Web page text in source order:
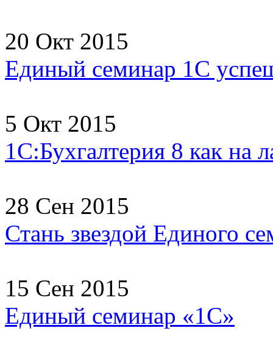
20 Окт 2015
Единый семинар 1С
5 Окт 2015
1С:Бухгалтерия 8 как на
28 Сен 2015
Стань звездой Единого
15 Сен 2015
Единый семинар «1С»